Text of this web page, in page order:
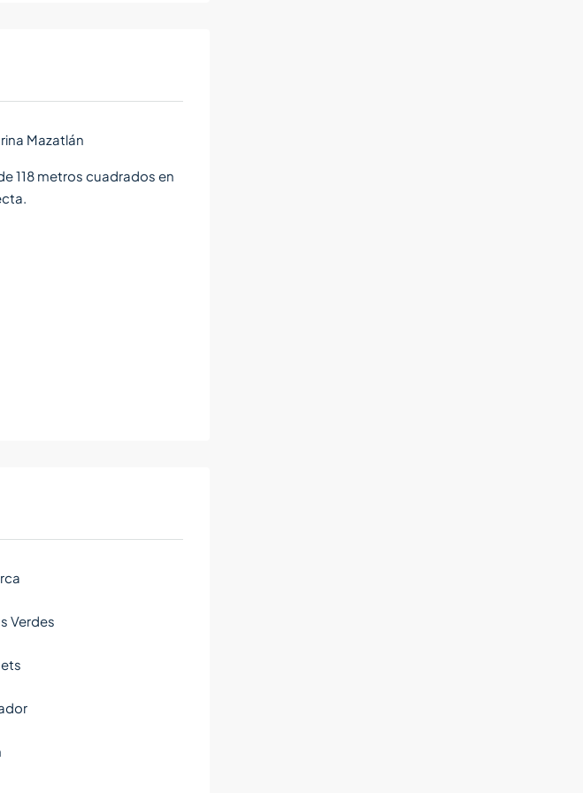
Mazatlán
118 metros cuadrados en
Verdes